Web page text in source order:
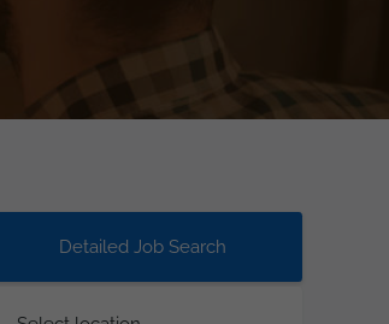
Detailed Job Search